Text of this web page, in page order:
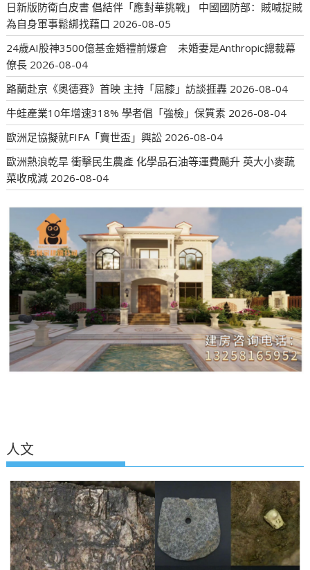
日新版防衛白皮書 倡結伴「應對華挑戰」 中國國防部：賊喊捉賊
為自身軍事鬆綁找藉口 2026-08-05
24歲AI股神3500億基金婚禮前爆倉 未婚妻是Anthropic總裁幕
僚長 2026-08-04
路蘭赴京《奧德賽》首映 主持「屈膝」訪談捱轟 2026-08-04
牛蛙產業10年增速318% 學者倡「強檢」保質素 2026-08-04
歐洲足協擬就FIFA「賣世盃」興訟 2026-08-04
歐洲熱浪乾旱 衝擊民生農產 化學品石油等運費飈升 英大小麥蔬
菜收成減 2026-08-04
人文